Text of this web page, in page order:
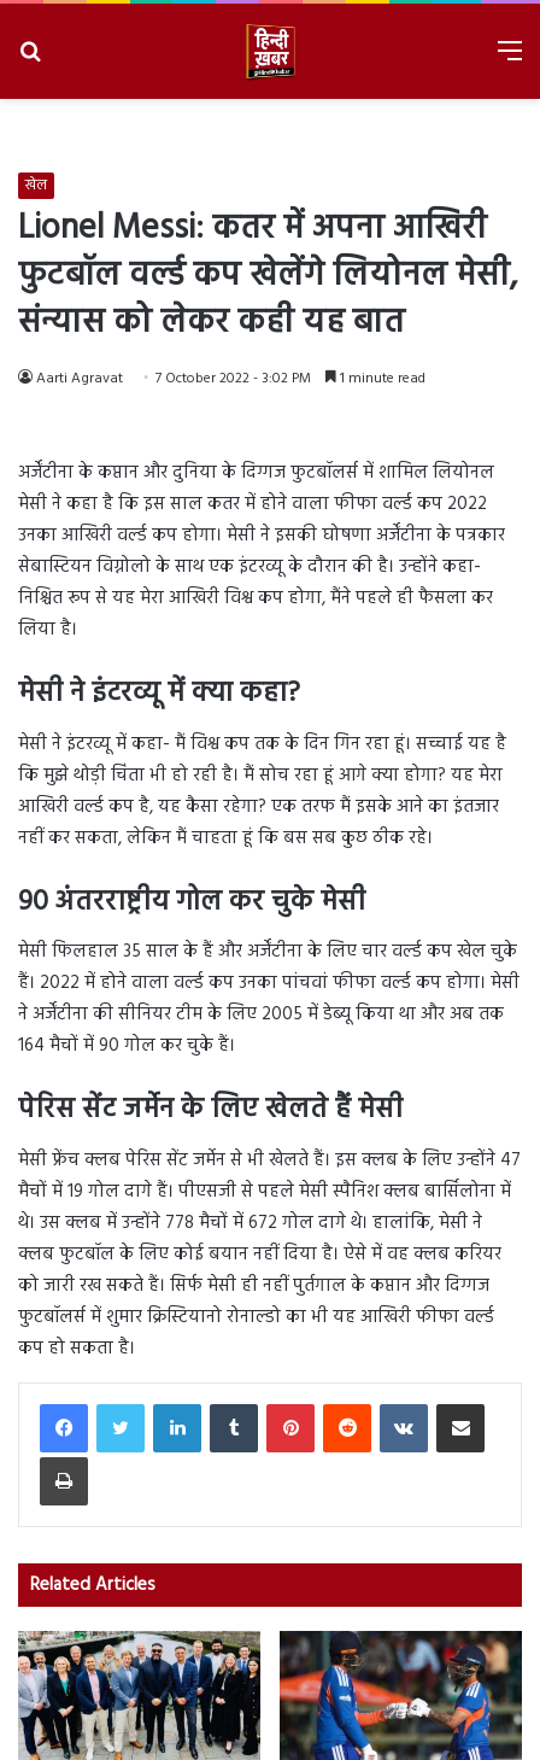
खेल
Lionel Messi: कतर में अपना आखिरी
फुटबॉल वर्ल्ड कप खेलेंगे लियोनल मेसी,
संन्यास को लेकर कही यह बात
Aarti Agravat 7 October 2022 - 3:02 PM 1 minute read
अर्जेंटीना के कप्तान और दुनिया के दिग्गज फुटबॉलर्स में शामिल लियोनल
मेसी ने कहा है कि इस साल कतर में होने वाला फीफा वर्ल्ड कप 2022
उनका आखिरी वर्ल्ड कप होगा। मेसी ने इसकी घोषणा अर्जेंटीना के पत्रकार
सेबास्टियन विग्नोलो के साथ एक इंटरव्यू के दौरान की है। उन्होंने कहा-
निश्चित रूप से यह मेरा आखिरी विश्व कप होगा, मैंने पहले ही फैसला कर
लिया है।
मेसी ने इंटरव्यू में क्या कहा?
मेसी ने इंटरव्यू में कहा- मैं विश्व कप तक के दिन गिन रहा हूं। सच्चाई यह है
कि मुझे थोड़ी चिंता भी हो रही है। मैं सोच रहा हूं आगे क्या होगा? यह मेरा
आखिरी वर्ल्ड कप है, यह कैसा रहेगा? एक तरफ मैं इसके आने का इंतजार
नहीं कर सकता, लेकिन मैं चाहता हूं कि बस सब कुछ ठीक रहे।
90 अंतरराष्ट्रीय गोल कर चुके मेसी
मेसी फिलहाल 35 साल के हैं और अर्जेंटीना के लिए चार वर्ल्ड कप खेल चुके
हैं। 2022 में होने वाला वर्ल्ड कप उनका पांचवां फीफा वर्ल्ड कप होगा। मेसी
ने अर्जेंटीना की सीनियर टीम के लिए 2005 में डेब्यू किया था और अब तक
164 मैचों में 90 गोल कर चुके हैं।
पेरिस सेंट जर्मेन के लिए खेलते हैं मेसी
मेसी फ्रेंच क्लब पेरिस सेंट जर्मेन से भी खेलते हैं। इस क्लब के लिए उन्होंने 47
मैचों में 19 गोल दागे हैं। पीएसजी से पहले मेसी स्पैनिश क्लब बार्सिलोना में
थे। उस क्लब में उन्होंने 778 मैचों में 672 गोल दागे थे। हालांकि, मेसी ने
क्लब फुटबॉल के लिए कोई बयान नहीं दिया है। ऐसे में वह क्लब करियर
को जारी रख सकते हैं। सिर्फ मेसी ही नहीं पुर्तगाल के कप्तान और दिग्गज
फुटबॉलर्स में शुमार क्रिस्टियानो रोनाल्डो का भी यह आखिरी फीफा वर्ल्ड
कप हो सकता है।
LinkedInTumblr PinterestReddit VKontakteShare via Email
Print
Related Articles